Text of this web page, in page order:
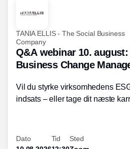
TANIA ELLIS - The Social Business
Company
Q&A webinar 10.
Business Change
Vil du styrke virksomhedens
indsats – eller tage dit næste
inden for bæredygtig
skaber værdi for både samfund
Dato
Tid
Sted